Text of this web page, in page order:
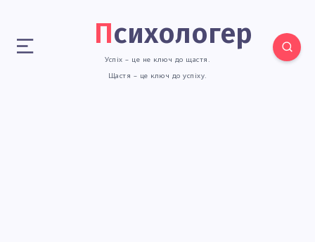
Психологер
Успіх – це не ключ до щастя.
Щастя – це ключ до успіху.